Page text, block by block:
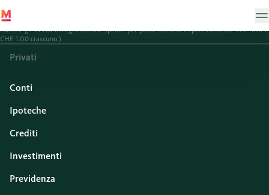
*estratto conto e avviso di registrazione in formato digitale sono gratuiti. Gli estratti
conto e gli avvisi di registrazione spediti per posta costano rispettivamente CHF 1.50 e
CHF 1.00 ciascuno.)
Privati
Conti
Ipoteche
Crediti
Investimenti
Previdenza